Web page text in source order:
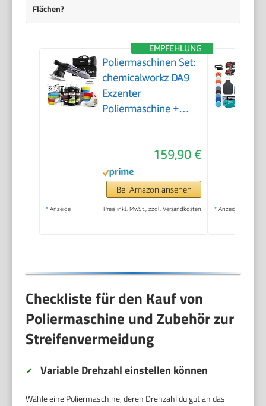
Flächen?
EMPFEHLUNG
Poliermaschinen Set:
chemicalworkz DA9
Exzenter
Poliermaschine +
Polierpads + Dr. Wack
Versiegelung für Lack
+ Zubehör | 20-teilig
159,90 €
Bei Amazon ansehen
* Anzeige Preis inkl. MwSt., zzgl. Versandkosten * Anzeige
Checkliste für den Kauf von
Poliermaschine und Zubehör zur
Streifenvermeidung
✓ Variable Drehzahl einstellen können
Wähle eine Poliermaschine, deren Drehzahl du gut an das